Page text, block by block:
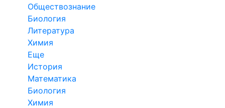
Обществознание
Биология
Литература
Химия
Еще
История
Математика
Биология
Химия